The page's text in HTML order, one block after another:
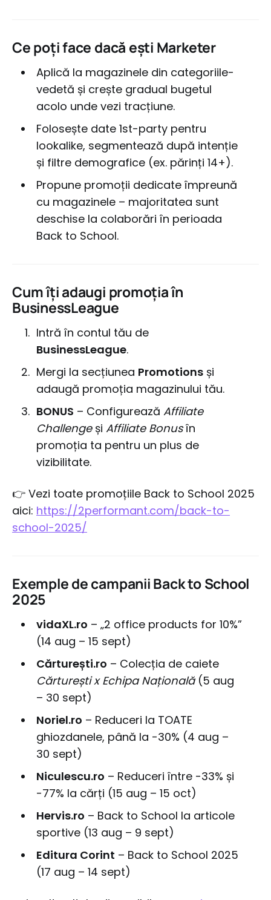
Ce poți face dacă ești Marketer
Aplică la magazinele din categoriile-
vedetă și crește gradual bugetul
acolo unde vezi tracțiune.
Folosește date 1st-party pentru
lookalike, segmentează după intenție
și filtre demografice (ex. părinți 14+).
Propune promoții dedicate împreună
cu magazinele – majoritatea sunt
deschise la colaborări în perioada
Back to School.
Cum îți adaugi promoția în
BusinessLeague
Intră în contul tău de
BusinessLeague.
Mergi la secțiunea Promotionsși
adaugă promoția magazinului tău.
BONUS – Configurează Affiliate
Challengeși Affiliate Bonusîn
promoția ta pentru un plus de
vizibilitate.
👉 Vezi toate promoțiile Back to School 2025
aici: https://2performant.com/back-to-
school-2025/
Exemple de campanii Back to School
2025
vidaXL.ro – „2 office products for 10%”
(14 aug – 15 sept)
Cărturești.ro – Colecția de caiete
Cărturești x Echipa Națională(5 aug
– 30 sept)
Noriel.ro – Reduceri la TOATE
ghiozdanele, până la -30% (4 aug –
30 sept)
Niculescu.ro – Reduceri între -33% și
-77% la cărți (15 aug – 15 oct)
Hervis.ro – Back to School la articole
sportive (13 aug – 9 sept)
Editura Corint – Back to School 2025
(17 aug – 14 sept)